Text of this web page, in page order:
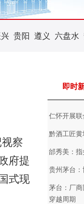
贵阳 遵义 六盘水
察
府提
式现
即时
仁怀开展
黔酒工匠
邰秀美：
贵州茅台
茅台：厂
穿越周期